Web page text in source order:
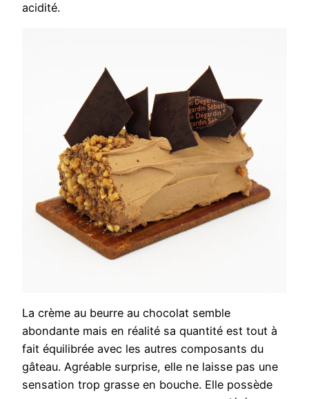
acidité.
La crème au beurre au chocolat semble
abondante mais en réalité sa quantité est tout à
fait équilibrée avec les autres composants du
gâteau. Agréable surprise, elle ne laisse pas une
sensation trop grasse en bouche. Elle possède